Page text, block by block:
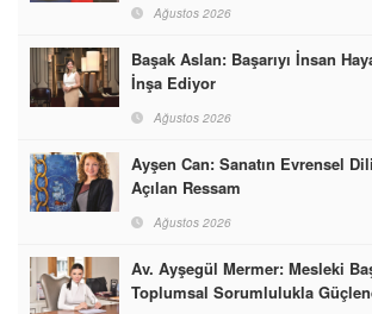
Ağustos 2026
Başak Aslan: Başarıyı İnsan
İnşa Ediyor
Ağustos 2026
Ayşen Can: Sanatın Evrensel
Açılan Ressam
Ağustos 2026
Av. Ayşegül Mermer: Mesleki
Toplumsal Sorumlulukla